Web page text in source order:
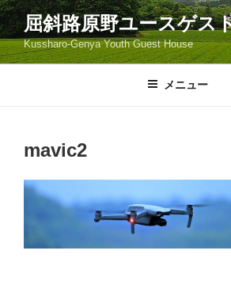
コ
ン
テ
ン
屈斜路原野ユースゲス
Kussharo-Genya Youth Guest House
メニュー
mavic2